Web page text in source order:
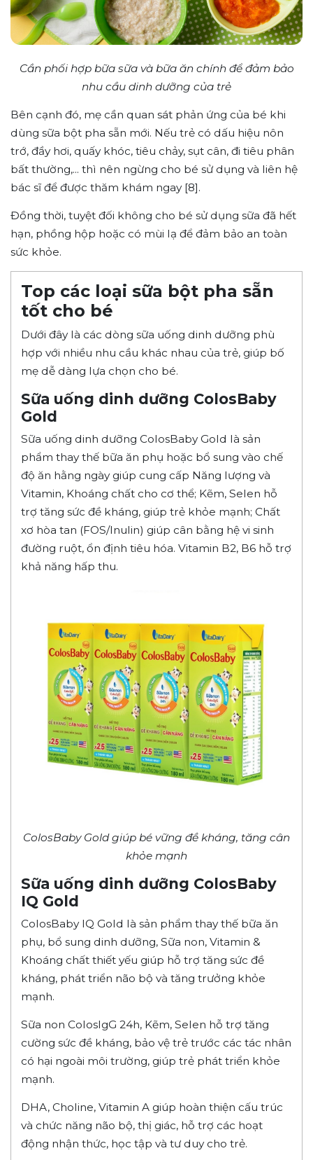
Cần phối hợp bữa sữa và bữa ăn chính để đảm bảo
nhu cầu dinh dưỡng của trẻ
Bên cạnh đó, mẹ cần quan sát phản ứng của bé khi
dùng sữa bột pha sẵn mới. Nếu trẻ có dấu hiệu nôn
trớ, đầy hơi, quấy khóc, tiêu chảy, sụt cân, đi tiêu phân
bất thường,... thì nên ngừng cho bé sử dụng và liên hệ
bác sĩ để được thăm khám ngay [8].
Đồng thời, tuyệt đối không cho bé sử dụng sữa đã hết
hạn, phồng hộp hoặc có mùi lạ để đảm bảo an toàn
sức khỏe.
Top các loại sữa bột pha sẵn
tốt cho bé
Dưới đây là các dòng sữa uống dinh dưỡng phù
hợp với nhiều nhu cầu khác nhau của trẻ, giúp bố
mẹ dễ dàng lựa chọn cho bé.
Sữa uống dinh dưỡng ColosBaby
Gold
Sữa uống dinh dưỡng ColosBaby Gold là sản
phẩm thay thế bữa ăn phụ hoặc bổ sung vào chế
độ ăn hằng ngày giúp cung cấp Năng lượng và
Vitamin, Khoáng chất cho cơ thể; Kẽm, Selen hỗ
trợ tăng sức đề kháng, giúp trẻ khỏe mạnh; Chất
xơ hòa tan (FOS/Inulin) giúp cân bằng hệ vi sinh
đường ruột, ổn định tiêu hóa. Vitamin B2, B6 hỗ trợ
khả năng hấp thu.
ColosBaby Gold giúp bé vững đề kháng, tăng cân
khỏe mạnh
Sữa uống dinh dưỡng ColosBaby
IQ Gold
ColosBaby IQ Gold là sản phẩm thay thế bữa ăn
phụ, bổ sung dinh dưỡng, Sữa non, Vitamin &
Khoáng chất thiết yếu giúp hỗ trợ tăng sức đề
kháng, phát triển não bộ và tăng trưởng khỏe
mạnh.
Sữa non ColosIgG 24h, Kẽm, Selen hỗ trợ tăng
cường sức đề kháng, bảo vệ trẻ trước các tác nhân
có hại ngoài môi trường, giúp trẻ phát triển khỏe
mạnh.
DHA, Choline, Vitamin A giúp hoàn thiện cấu trúc
và chức năng não bộ, thị giác, hỗ trợ các hoạt
động nhận thức, học tập và tư duy cho trẻ.